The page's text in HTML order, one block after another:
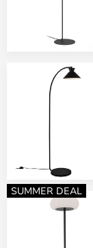
SUMMER DEAL